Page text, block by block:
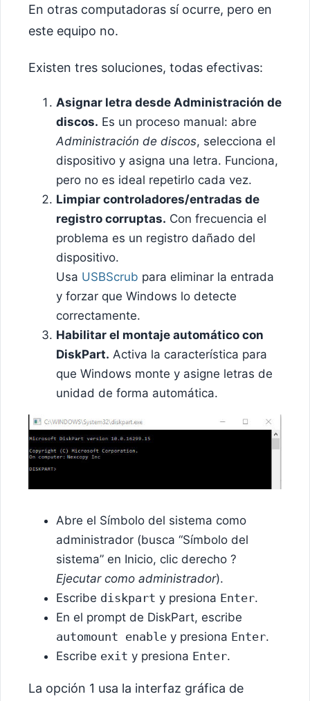
En otras computadoras sí ocurre, pero en
este equipo no.
Existen tres soluciones, todas efectivas:
Asignar letra desde Administración de
discos. Es un proceso manual: abre
Administración de discos, selecciona el
dispositivo y asigna una letra. Funciona,
pero no es ideal repetirlo cada vez.
Limpiar controladores/entradas de
registro corruptas. Con frecuencia el
problema es un registro dañado del
dispositivo.
Usa USBScrub para eliminar la entrada
y forzar que Windows lo detecte
correctamente.
Habilitar el montaje automático con
DiskPart. Activa la característica para
que Windows monte y asigne letras de
unidad de forma automática.
Abre el Símbolo del sistema como
administrador (busca “Símbolo del
sistema” en Inicio, clic derecho ?
Ejecutar como administrador).
Escribe diskpart y presiona Enter.
En el prompt de DiskPart, escribe
automount enable y presiona Enter.
Escribe exit y presiona Enter.
La opción 1 usa la interfaz gráfica de